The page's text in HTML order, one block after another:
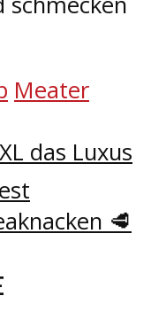
Meater
das Luxus
🥩